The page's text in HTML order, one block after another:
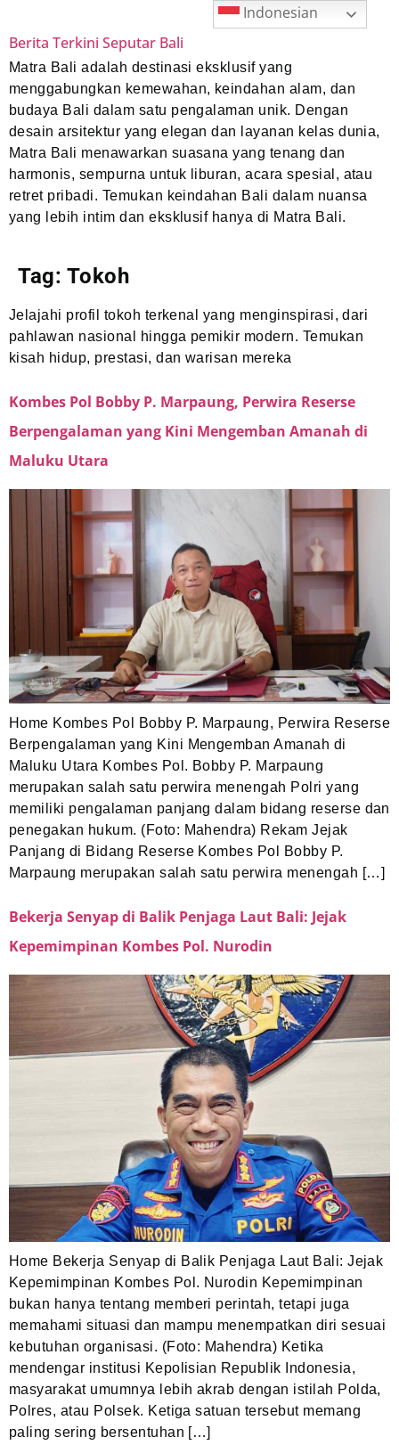
Berita Terkini Seputar Bali
Matra Bali adalah destinasi eksklusif yang
menggabungkan kemewahan, keindahan alam, dan
budaya Bali dalam satu pengalaman unik. Dengan
desain arsitektur yang elegan dan layanan kelas dunia,
Matra Bali menawarkan suasana yang tenang dan
harmonis, sempurna untuk liburan, acara spesial, atau
retret pribadi. Temukan keindahan Bali dalam nuansa
yang lebih intim dan eksklusif hanya di Matra Bali.
Tag:Tokoh
Jelajahi profil tokoh terkenal yang menginspirasi, dari
pahlawan nasional hingga pemikir modern. Temukan
kisah hidup, prestasi, dan warisan mereka
Kombes Pol Bobby P. Marpaung, Perwira Reserse
Berpengalaman yang Kini Mengemban Amanah di
Maluku Utara
Home Kombes Pol Bobby P. Marpaung, Perwira Reserse
Berpengalaman yang Kini Mengemban Amanah di
Maluku Utara Kombes Pol. Bobby P. Marpaung
merupakan salah satu perwira menengah Polri yang
memiliki pengalaman panjang dalam bidang reserse dan
penegakan hukum. (Foto: Mahendra) Rekam Jejak
Panjang di Bidang Reserse Kombes Pol Bobby P.
Marpaung merupakan salah satu perwira menengah […]
Bekerja Senyap di Balik Penjaga Laut Bali: Jejak
Kepemimpinan Kombes Pol. Nurodin
Home Bekerja Senyap di Balik Penjaga Laut Bali: Jejak
Kepemimpinan Kombes Pol. Nurodin Kepemimpinan
bukan hanya tentang memberi perintah, tetapi juga
memahami situasi dan mampu menempatkan diri sesuai
kebutuhan organisasi. (Foto: Mahendra) Ketika
mendengar institusi Kepolisian Republik Indonesia,
masyarakat umumnya lebih akrab dengan istilah Polda,
Polres, atau Polsek. Ketiga satuan tersebut memang
paling sering bersentuhan […]
Indonesian